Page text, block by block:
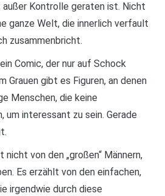
Kontrolle geraten ist. Nicht
ganze Welt, die innerlich verfault
zusammenbricht.
Comic, der nur auf Schock
Grauen gibt es Figuren, an denen
Menschen, die keine
um interessant zu sein. Gerade
nicht von den „großen“ Männern,
Es erzählt von den einfachen,
irgendwie durch diese